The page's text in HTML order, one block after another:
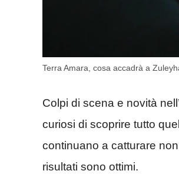
Terra Amara, cosa accadrà a
Colpi di scena e novità
curiosi di scoprire tutto
continuano a catturare
risultati sono ottimi.